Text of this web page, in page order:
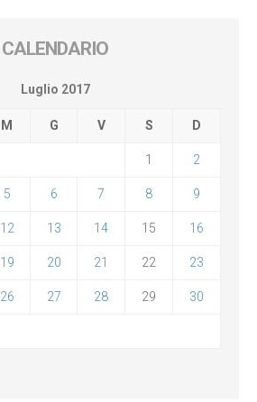
CALENDARIO
Luglio 2017
M G V S D
1 2
5 6 7 8 9
12 13 14 15 16
19 20 21 22 23
26 27 28 29 30